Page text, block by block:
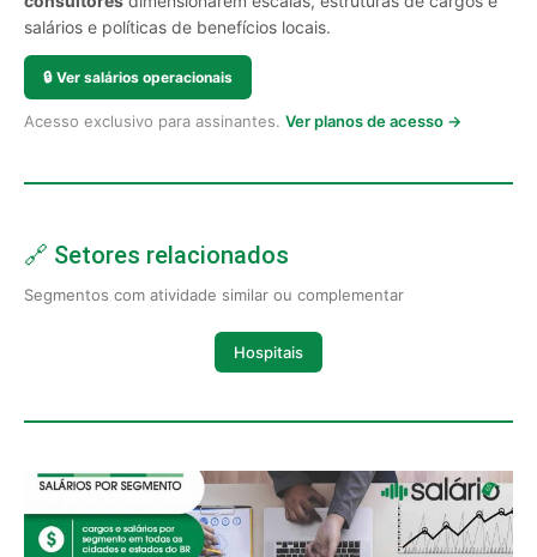
salários e políticas de benefícios locais.
🔒 Ver salários operacionais
Acesso exclusivo para assinantes. Ver planos de acesso →
🔗 Setores relacionados
Segmentos com atividade similar ou complementar
Hospitais